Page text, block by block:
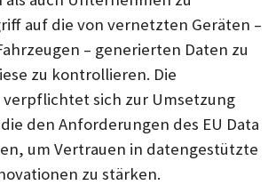
auf die von vernetzten Geräten –
– generierten Daten zu
zu kontrollieren. Die
verpflichtet sich zur Umsetzung
den Anforderungen des EU Data
um Vertrauen in datengestützte
zu stärken.